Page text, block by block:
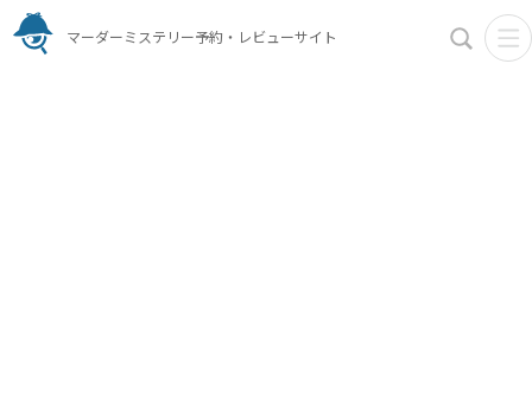
マーダーミステリー予約・レビューサイト